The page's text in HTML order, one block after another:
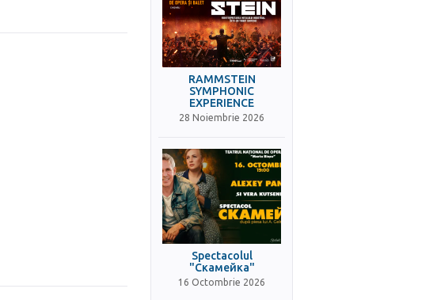
RAMMSTEIN
SYMPHONIC
EXPERIENCE
28 Noiembrie 2026
Spectacolul
"Скамейка"
16 Octombrie 2026